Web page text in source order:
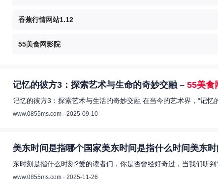
香蕉行情网站1.12
55美食网影院
记忆的彼方3：探索艺术与生命的奇妙交融 – 55美食
记忆的彼方3：探索艺术与生活的奇妙交融 在当今的艺术界，“记
www.0855ms.com · 2025-09-10
美东时间是指哪个国家美东时间是指什么时间美东
东时刻是指什么时刻?爱的读者们，你是否曾经好奇过，当我们听
www.0855ms.com · 2025-11-26